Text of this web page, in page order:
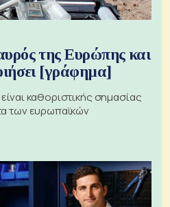
της Ευρώπης και
[γράφημα]
καθοριστικής σημασίας
των ευρωπαϊκών